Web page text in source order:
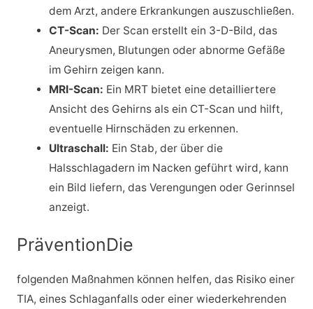
dem Arzt, andere Erkrankungen auszuschließen.
CT-Scan: Der Scan erstellt ein 3-D-Bild, das
Aneurysmen, Blutungen oder abnorme Gefäße
im Gehirn zeigen kann.
MRI-Scan: Ein MRT bietet eine detailliertere
Ansicht des Gehirns als ein CT-Scan und hilft,
eventuelle Hirnschäden zu erkennen.
Ultraschall: Ein Stab, der über die
Halsschlagadern im Nacken geführt wird, kann
ein Bild liefern, das Verengungen oder Gerinnsel
anzeigt.
PräventionDie
folgenden Maßnahmen können helfen, das Risiko einer
TIA, eines Schlaganfalls oder einer wiederkehrenden